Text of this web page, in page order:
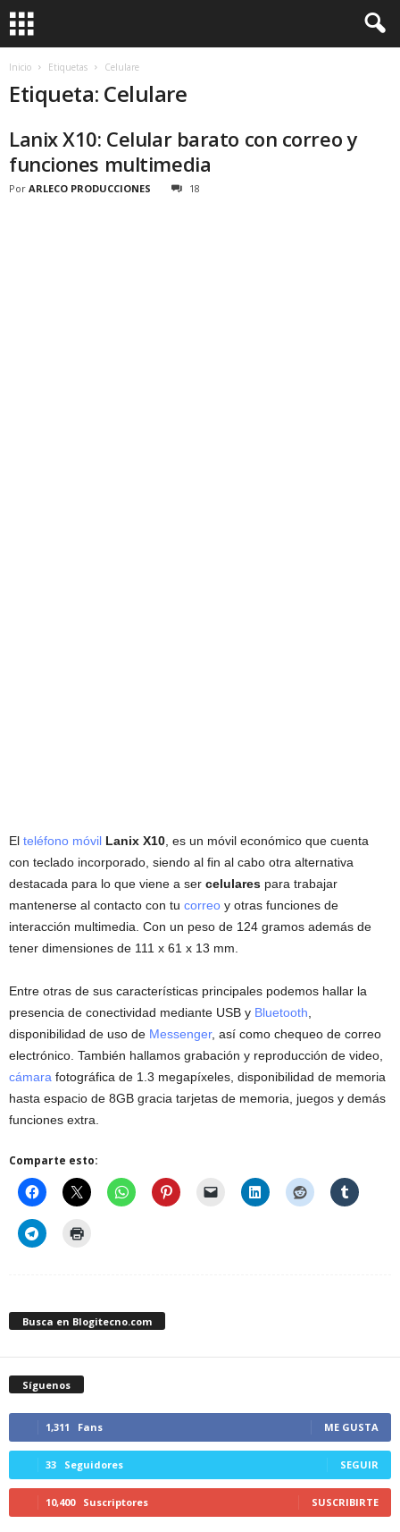
Inicio Etiquetas Celulare
Etiqueta: Celulare
Lanix X10: Celular barato con correo y
funciones multimedia
Por ARLECO PRODUCCIONES 18
El teléfono móvil Lanix X10 , es un móvil económico que cuenta
con teclado incorporado, siendo al fin al cabo otra alternativa
destacada para lo que viene a ser celulares para trabajar
mantenerse al contacto con tu correo y otras funciones de
interacción multimedia. Con un peso de 124 gramos además de
tener dimensiones de 111 x 61 x 13 mm.
Entre otras de sus características principales podemos hallar la
presencia de conectividad mediante USB y Bluetooth
disponibilidad de uso de Messenger, así como chequeo de correo
electrónico. También hallamos grabación y reproducción de video,
cámara fotográfica de 1.3 megapíxeles, disponibilidad de memoria
hasta espacio de 8GB gracia tarjetas de memoria, juegos y demás
funciones extra.
Comparte esto:
Busca en Blogitecno.com
Síguenos
1,311 Fans ME GUSTA
33 Seguidores SEGUIR
10,400 Suscriptores SUSCRIBIRTE